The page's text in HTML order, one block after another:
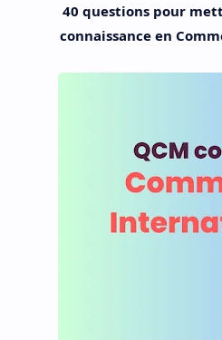
40 questions pour
connaissance en